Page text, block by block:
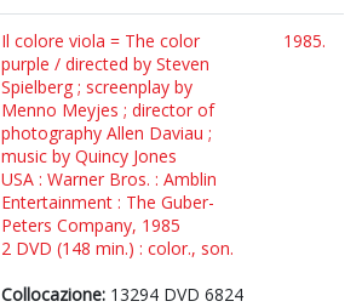
Il colore viola = The color
purple / directed by Steven
Spielberg ; screenplay by
Menno Meyjes ; director of
photography Allen Daviau ;
music by Quincy Jones
USA : Warner Bros. : Amblin
Entertainment : The Guber-
Peters Company, 1985
2 DVD (148 min.) : color., son.
Collocazione: 13294 DVD 6824
1985.